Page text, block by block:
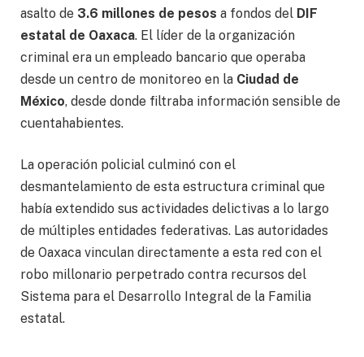
asalto de 3.6 millones de pesos a fondos del DIF
estatal de Oaxaca. El líder de la organización
criminal era un empleado bancario que operaba
desde un centro de monitoreo en la Ciudad de
México, desde donde filtraba información sensible de
cuentahabientes.
La operación policial culminó con el
desmantelamiento de esta estructura criminal que
había extendido sus actividades delictivas a lo largo
de múltiples entidades federativas. Las autoridades
de Oaxaca vinculan directamente a esta red con el
robo millonario perpetrado contra recursos del
Sistema para el Desarrollo Integral de la Familia
estatal.